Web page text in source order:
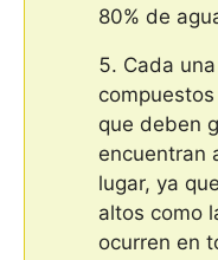
80% de
Cada
que deben
encuentran
lugar, ya
altos como
ocurren en